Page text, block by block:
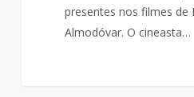
presentes nos filmes de
Almodóvar. O cineasta…